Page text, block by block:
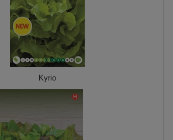
Kyrio